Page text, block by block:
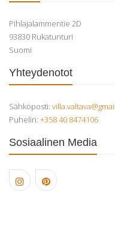
Pihlajalammentie 2D
93830 Rukatunturi
Suomi
Yhteydenotot
Sähköposti:
Puhelin: +358 40 8474106
Sosiaalinen Media